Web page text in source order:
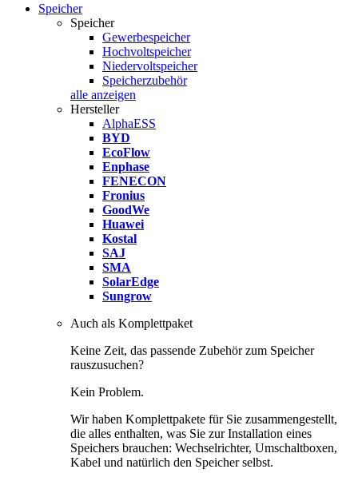
Speicher
Speicher
Gewerbespeicher
Hochvoltspeicher
Niedervoltspeicher
Speicherzubehör
alle anzeigen
Hersteller
AlphaESS
BYD
EcoFlow
Enphase
FENECON
Fronius
GoodWe
Huawei
Kostal
SAJ
SMA
SolarEdge
Sungrow
Auch als Komplettpaket
Keine Zeit, das passende Zubehör zum Speicher
rauszusuchen?
Kein Problem.
Wir haben Komplettpakete für Sie zusammengestellt,
die alles enthalten, was Sie zur Installation eines
Speichers brauchen: Wechselrichter, Umschaltboxen,
Kabel und natürlich den Speicher selbst.